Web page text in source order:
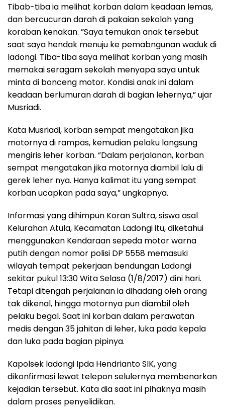
Tibab-tiba ia melihat korban dalam keadaan lemas,
dan bercucuran darah di pakaian sekolah yang
koraban kenakan. ”Saya temukan anak tersebut
saat saya hendak menuju ke pemabngunan waduk di
ladongi. Tiba-tiba saya melihat korban yang masih
memakai seragam sekolah menyapa saya untuk
minta di bonceng motor. Kondisi anak ini dalam
keadaan berlumuran darah di bagian lehernya,” ujar
Musriadi.
Kata Musriadi, korban sempat mengatakan jika
motornya di rampas, kemudian pelaku langsung
mengiris leher korban. ”Dalam perjalanan, korban
sempat mengatakan jika motornya diambil lalu di
gerek leher nya. Hanya kalimat itu yang sempat
korban ucapkan pada saya,” ungkapnya.
Informasi yang dihimpun Koran Sultra, siswa asal
Kelurahan Atula, Kecamatan Ladongi itu, diketahui
menggunakan Kendaraan sepeda motor warna
putih dengan nomor polisi DP 5558 memasuki
wilayah tempat pekerjaan bendungan Ladongi
sekitar pukul 13:30 Wita Selasa (1/8/2017) dini hari.
Tetapi ditengah perjalanan ia dihadang oleh orang
tak dikenal, hingga motornya pun diambil oleh
pelaku begal. Saat ini korban dalam perawatan
medis dengan 35 jahitan di leher, luka pada kepala
dan luka pada bagian pipinya.
Kapolsek ladongi Ipda Hendrianto SIK, yang
dikonfirmasi lewat telepon selulernya membenarkan
kejadian tersebut. Kata dia saat ini pihaknya masih
dalam proses penyelidikan.